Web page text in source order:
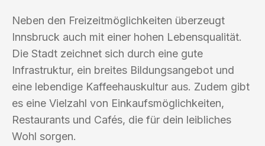
Neben den Freizeitmöglichkeiten überzeugt
Innsbruck auch mit einer hohen Lebensqualität.
Die Stadt zeichnet sich durch eine gute
Infrastruktur, ein breites Bildungsangebot und
eine lebendige Kaffeehauskultur aus. Zudem gibt
es eine Vielzahl von Einkaufsmöglichkeiten,
Restaurants und Cafés, die für dein leibliches
Wohl sorgen.